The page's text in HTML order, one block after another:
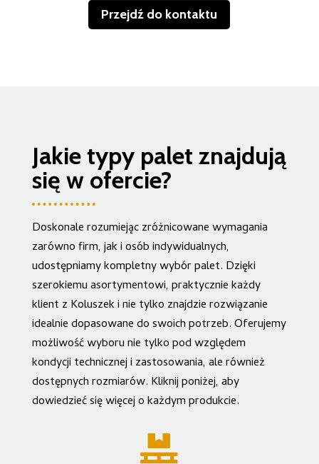
Przejdź do kontaktu
Jakie typy palet znajdują
się w ofercie?
Doskonale rozumiejąc zróżnicowane wymagania
zarówno firm, jak i osób indywidualnych,
udostępniamy kompletny wybór palet. Dzięki
szerokiemu asortymentowi, praktycznie każdy
klient z Koluszek i nie tylko znajdzie rozwiązanie
idealnie dopasowane do swoich potrzeb. Oferujemy
możliwość wyboru nie tylko pod względem
kondycji technicznej i zastosowania, ale również
dostępnych rozmiarów. Kliknij poniżej, aby
dowiedzieć się więcej o każdym produkcie.
